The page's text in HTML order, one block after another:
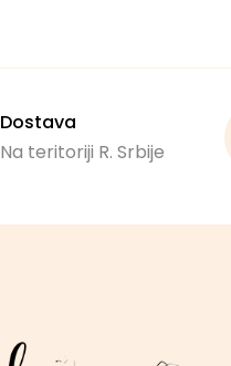
Dostava
Na teritoriji R. Srbije